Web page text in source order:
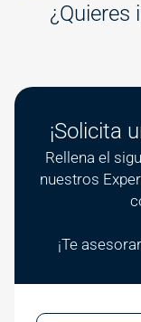
¿Quieres
¡Solicita
Rellena el
nuestros
¡Te